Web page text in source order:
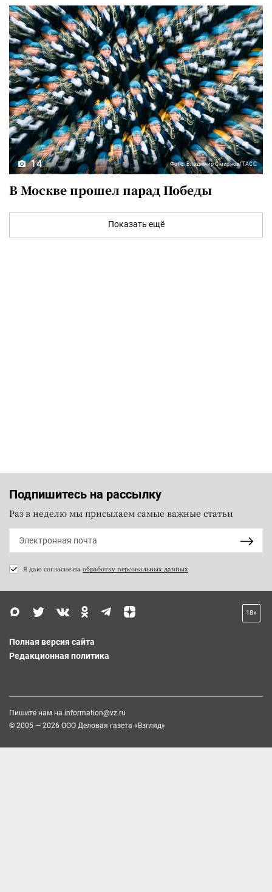
14 Фото: Владимир Смирнов/ТАСС
В Москве прошел парад Победы
Показать ещё
Подпишитесь на рассылку
Раз в неделю мы присылаем самые важные статьи
Я даю согласие на обработку персональных данных
18+
Полная версия сайта
Редакционная политика
Пишите нам на information@vz.ru
© 2005 — 2026 ООО Деловая газета «Взгляд»